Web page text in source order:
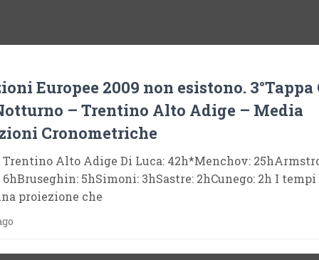
Europee 2009 non esistono. 3°Tappa
– Trentino Alto Adige – Media
Cronometriche
Trentino Alto Adige Di Luca: 42h*Menchov:
6hBruseghin: 5hSimoni: 3hSastre: 2hCunego: 2h I tempi
proiezione che